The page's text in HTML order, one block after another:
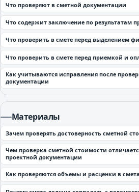
Что проверяют в сметной документации
Что содержит заключение по результатам
Что проверить в смете перед выделением
Что проверить в смете перед приемкой и
Как учитываются исправления после
документации
Материалы
Зачем проверять достоверность сметной
Чем проверка сметной стоимости
проектной документации
Как проверяются объемы и расценки в